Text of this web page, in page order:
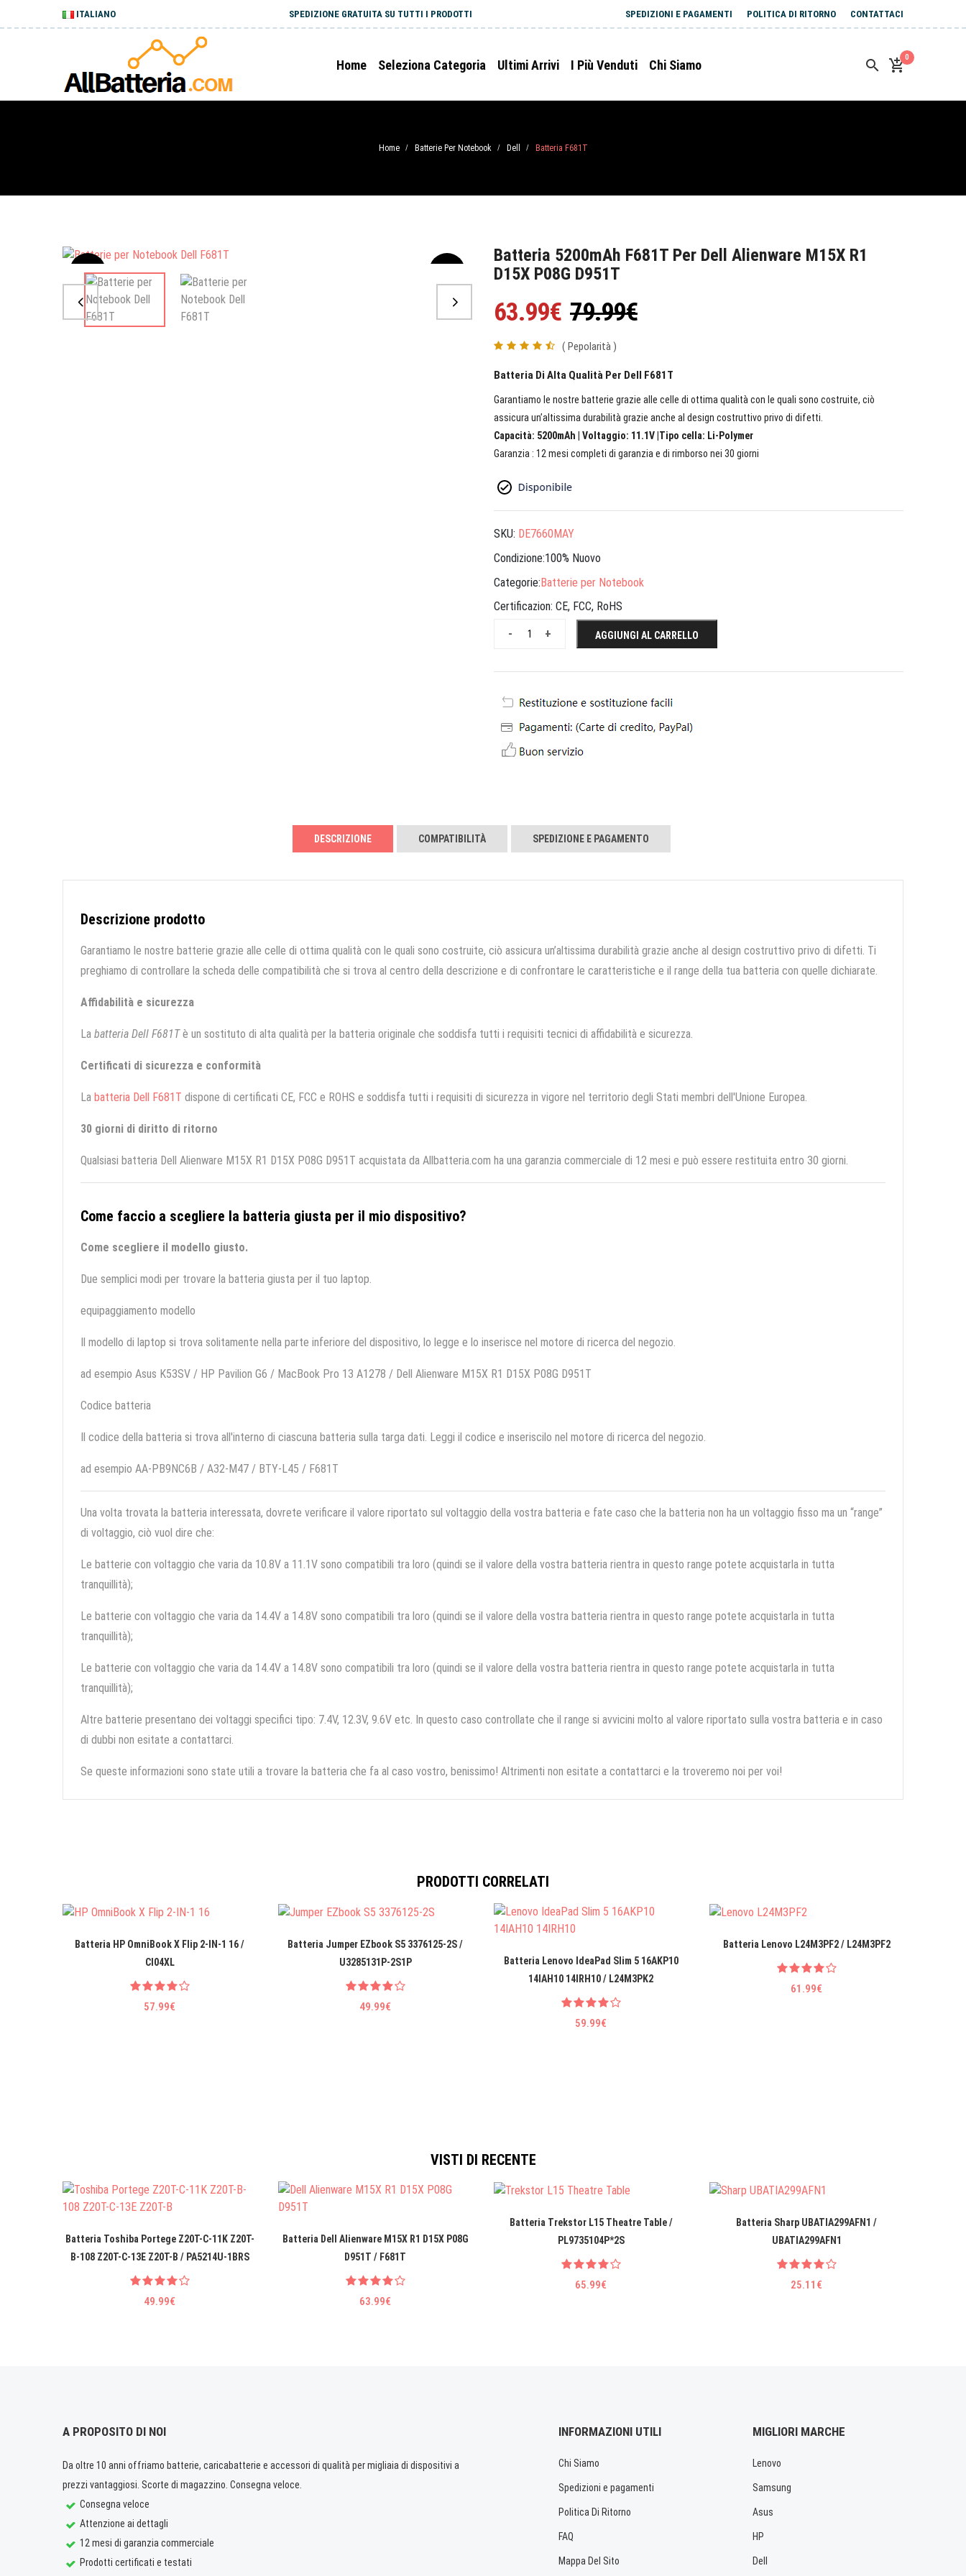
ITALIANO SPEDIZIONE GRATUITA SU TUTTI I PRODOTTI SPEDIZIONI E PAGAMENTI POLITICA DI RITORNO CONTATTACI
Home Seleziona Categoria Ultimi Arrivi I Più Venduti Chi Siamo
0
Home / Batterie Per Notebook / Dell / Batteria F681T
Sale
Batteria 5200mAh F681T Per Dell Alienware M15X R1
D15X P08G D951T
63.99€ 79.99€
( Pepolarità )
Batteria Di Alta Qualità Per Dell F681T
Garantiamo le nostre batterie grazie alle celle di ottima qualità con le quali sono costruite, ciò
assicura un’altissima durabilità grazie anche al design costruttivo privo di difetti.
Capacità: 5200mAh | Voltaggio: 11.1V |Tipo cella: Li-Polymer
Garanzia : 12 mesi completi di garanzia e di rimborso nei 30 giorni
SKU: DE7660MAY
Condizione:100% Nuovo
Categorie:Batterie per Notebook
Certificazion: CE, FCC, RoHS
+
- AGGIUNGI AL CARRELLO
DESCRIZIONE COMPATIBILITÀ SPEDIZIONE E PAGAMENTO
Descrizione prodotto
Garantiamo le nostre batterie grazie alle celle di ottima qualità con le quali sono costruite, ciò assicura un’altissima durabilità grazie anche al design costruttivo privo di difetti. Ti
preghiamo di controllare la scheda delle compatibilità che si trova al centro della descrizione e di confrontare le caratteristiche e il range della tua batteria con quelle dichiarate.
Affidabilità e sicurezza
La batteria Dell F681Tè un sostituto di alta qualità per la batteria originale che soddisfa tutti i requisiti tecnici di affidabilità e sicurezza.
Certificati di sicurezza e conformità
La batteria Dell F681T dispone di certificati CE, FCC e ROHS e soddisfa tutti i requisiti di sicurezza in vigore nel territorio degli Stati membri dell'Unione Europea.
30 giorni di diritto di ritorno
Qualsiasi batteria Dell Alienware M15X R1 D15X P08G D951T acquistata da Allbatteria.com ha una garanzia commerciale di 12 mesi e può essere restituita entro 30 giorni.
Come faccio a scegliere la batteria giusta per il mio dispositivo?
Come scegliere il modello giusto.
Due semplici modi per trovare la batteria giusta per il tuo laptop.
equipaggiamento modello
Il modello di laptop si trova solitamente nella parte inferiore del dispositivo, lo legge e lo inserisce nel motore di ricerca del negozio.
ad esempio Asus K53SV / HP Pavilion G6 / MacBook Pro 13 A1278 / Dell Alienware M15X R1 D15X P08G D951T
Codice batteria
Il codice della batteria si trova all'interno di ciascuna batteria sulla targa dati. Leggi il codice e inseriscilo nel motore di ricerca del negozio.
ad esempio AA-PB9NC6B / A32-M47 / BTY-L45 / F681T
Una volta trovata la batteria interessata, dovrete verificare il valore riportato sul voltaggio della vostra batteria e fate caso che la batteria non ha un voltaggio fisso ma un “range”
di voltaggio, ciò vuol dire che:
Le batterie con voltaggio che varia da 10.8V a 11.1V sono compatibili tra loro (quindi se il valore della vostra batteria rientra in questo range potete acquistarla in tutta
tranquillità);
Le batterie con voltaggio che varia da 14.4V a 14.8V sono compatibili tra loro (quindi se il valore della vostra batteria rientra in questo range potete acquistarla in tutta
tranquillità);
Le batterie con voltaggio che varia da 14.4V a 14.8V sono compatibili tra loro (quindi se il valore della vostra batteria rientra in questo range potete acquistarla in tutta
tranquillità);
Altre batterie presentano dei voltaggi specifici tipo: 7.4V, 12.3V, 9.6V etc. In questo caso controllate che il range si avvicini molto al valore riportato sulla vostra batteria e in caso
di dubbi non esitate a contattarci.
Se queste informazioni sono state utili a trovare la batteria che fa al caso vostro, benissimo! Altrimenti non esitate a contattarci e la troveremo noi per voi!
PRODOTTI CORRELATI
Batteria HP OmniBook X Flip 2-IN-1 16 /
CI04XL
57.99€
Batteria Jumper EZbook S5 3376125-2S /
U3285131P-2S1P
49.99€
Batteria Lenovo IdeaPad Slim 5 16AKP10
14IAH10 14IRH10 / L24M3PK2
59.99€
Batteria Lenovo L24M3PF2 / L24M3PF2
61.99€
VISTI DI RECENTE
Batteria Toshiba Portege Z20T-C-11K Z20T-
B-108 Z20T-C-13E Z20T-B / PA5214U-1BRS
49.99€
Batteria Dell Alienware M15X R1 D15X P08G
D951T / F681T
63.99€
Batteria Trekstor L15 Theatre Table /
PL9735104P*2S
65.99€
Batteria Sharp UBATIA299AFN1 /
UBATIA299AFN1
25.11€
A PROPOSITO DI NOI
Da oltre 10 anni offriamo batterie, caricabatterie e accessori di qualità per migliaia di dispositivi a
prezzi vantaggiosi. Scorte di magazzino. Consegna veloce.
Consegna veloce
Attenzione ai dettagli
12 mesi di garanzia commerciale
Prodotti certificati e testati
INFORMAZIONI UTILI
Chi Siamo
Spedizioni e pagamenti
Politica Di Ritorno
FAQ
Mappa Del Sito
MIGLIORI MARCHE
Lenovo
Samsung
Asus
HP
Dell